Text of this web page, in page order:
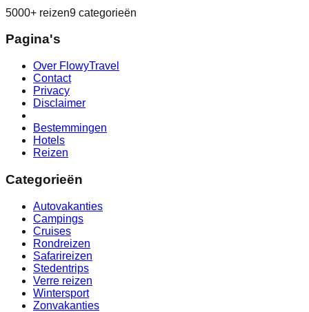
5000+ reizen9 categorieën
Pagina's
Over FlowyTravel
Contact
Privacy
Disclaimer
Bestemmingen
Hotels
Reizen
Categorieën
Autovakanties
Campings
Cruises
Rondreizen
Safarireizen
Stedentrips
Verre reizen
Wintersport
Zonvakanties